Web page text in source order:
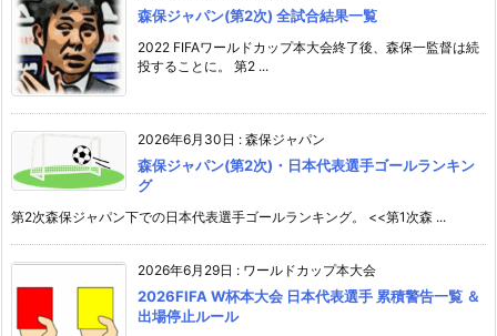
森保ジャパン(第2次) 全試合結果一覧
2022 FIFAワールドカップ本大会終了後、森保一監督は続
投することに。 第2 ...
2026年6月30日 : 森保ジャパン
森保ジャパン(第2次)・日本代表選手ゴールランキン
グ
第2次森保ジャパン下での日本代表選手ゴールランキング。 <<第1次森 ...
2026年6月29日 : ワールドカップ本大会
2026FIFA W杯本大会 日本代表選手 累積警告一覧 ＆
出場停止ルール